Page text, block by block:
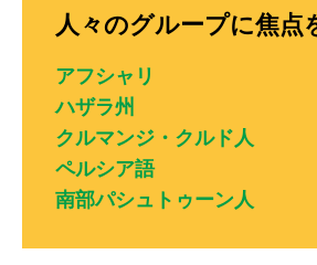
人々のグループに焦点
アフシャリ
ハザラ州
クルマンジ・クルド人
ペルシア語
南部パシュトゥーン人